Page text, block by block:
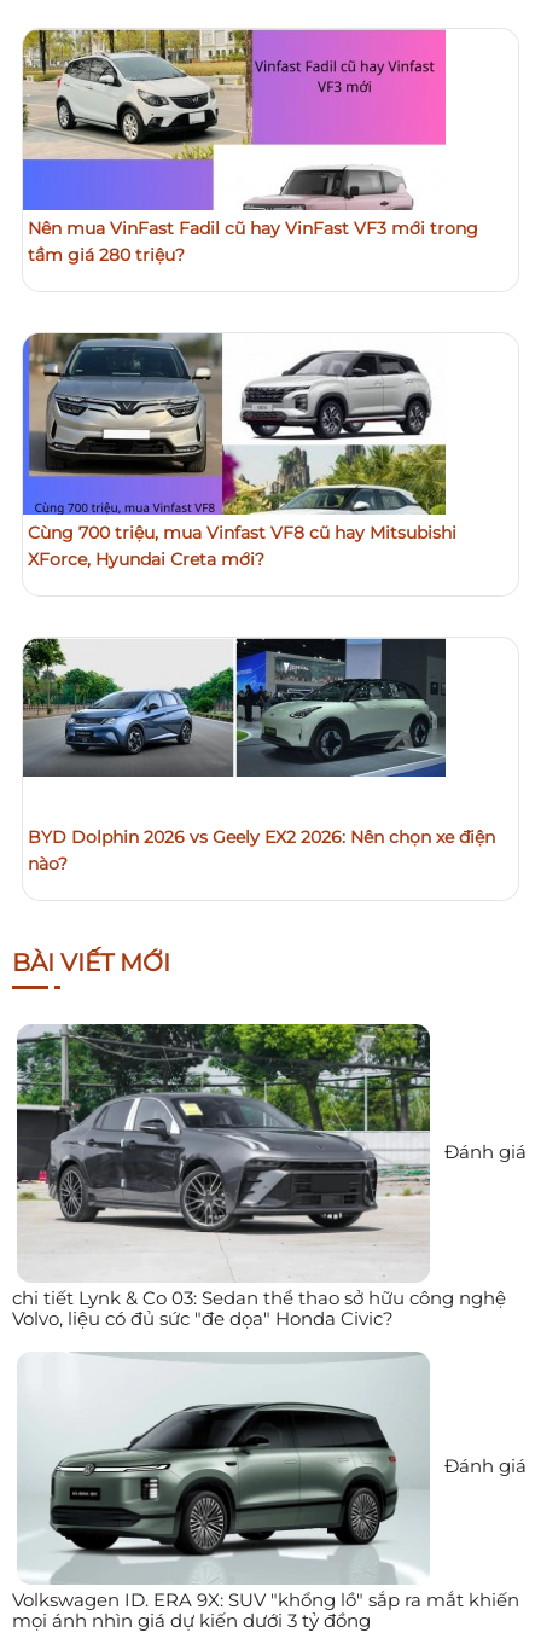
Nên mua VinFast Fadil cũ hay VinFast VF3 mới trong
tầm giá 280 triệu?
Cùng 700 triệu, mua Vinfast VF8 cũ hay Mitsubishi
XForce, Hyundai Creta mới?
BYD Dolphin 2026 vs Geely EX2 2026: Nên chọn xe điện
nào?
BÀI VIẾT MỚI
Đánh giá
chi tiết Lynk & Co 03: Sedan thể thao sở hữu công nghệ
Volvo, liệu có đủ sức "đe dọa" Honda Civic?
Đánh giá
Volkswagen ID. ERA 9X: SUV "khổng lồ" sắp ra mắt khiến
mọi ánh nhìn giá dự kiến dưới 3 tỷ đồng